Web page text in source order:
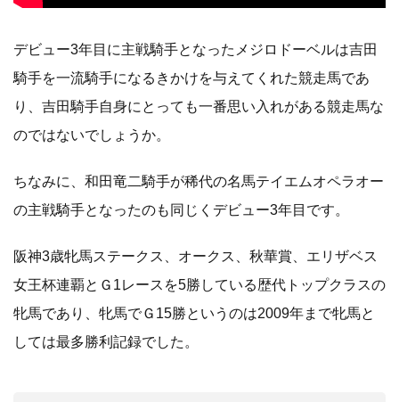
デビュー3年目に主戦騎手となったメジロドーベルは吉田
騎手を一流騎手になるきかけを与えてくれた競走馬であ
り、吉田騎手自身にとっても一番思い入れがある競走馬な
のではないでしょうか。
ちなみに、和田竜二騎手が稀代の名馬テイエムオペラオー
の主戦騎手となったのも同じくデビュー3年目です。
阪神3歳牝馬ステークス、オークス、秋華賞、エリザベス
女王杯連覇とＧ1レースを5勝している歴代トップクラスの
牝馬であり、牝馬でＧ15勝というのは2009年まで牝馬と
しては最多勝利記録でした。